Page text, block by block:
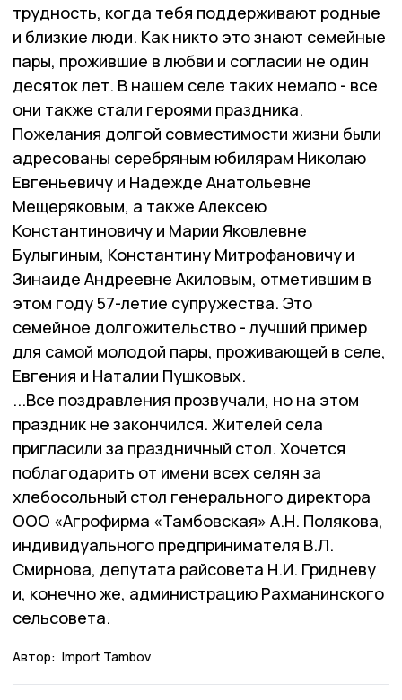
трудность, когда тебя поддерживают родные
и близкие люди. Как никто это знают семейные
пары, прожившие в любви и согласии не один
десяток лет. В нашем селе таких немало - все
они также стали героями праздника.
Пожелания долгой совместимости жизни были
адресованы серебряным юбилярам Николаю
Евгеньевичу и Надежде Анатольевне
Мещеряковым, а также Алексею
Константиновичу и Марии Яковлевне
Булыгиным, Константину Митрофановичу и
Зинаиде Андреевне Акиловым, отметившим в
этом году 57-летие супружества. Это
семейное долгожительство - лучший пример
для самой молодой пары, проживающей в селе,
Евгения и Наталии Пушковых.
...Все поздравления прозвучали, но на этом
праздник не закончился. Жителей села
пригласили за праздничный стол. Хочется
поблагодарить от имени всех селян за
хлебосольный стол генерального директора
ООО «Агрофирма «Тамбовская» А.Н. Полякова,
индивидуального предпринимателя В.Л.
Смирнова, депутата райсовета Н.И. Гридневу
и, конечно же, администрацию Рахманинского
сельсовета.
Автор: Import Tambov